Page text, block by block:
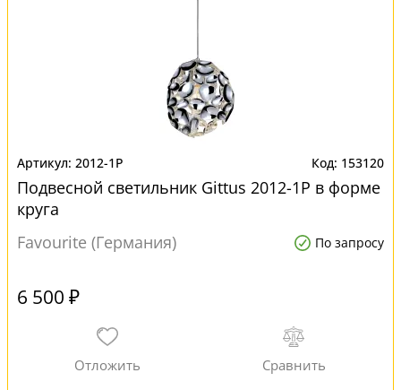
2012-1P 153120
Подвесной светильник Gittus 2012-1P в форме
круга
Favourite (Германия)
По запросу
6 500 ₽